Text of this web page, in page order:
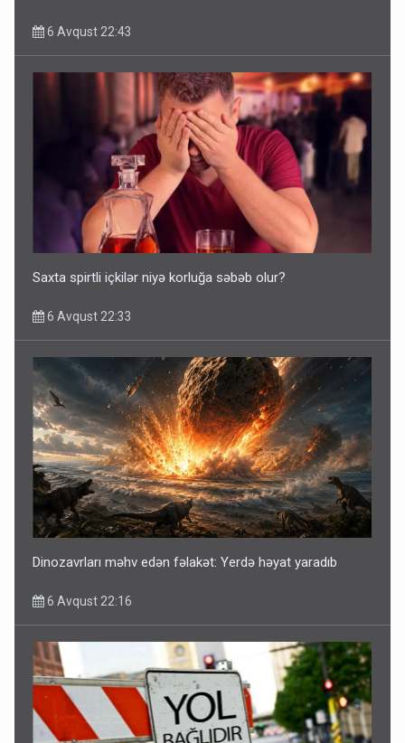
6 Avqust 22:43
Saxta spirtli içkilər niyə korluğa səbəb olur?
6 Avqust 22:33
Dinozavrları məhv edən fəlakət: Yerdə həyat yaradıb
6 Avqust 22:16